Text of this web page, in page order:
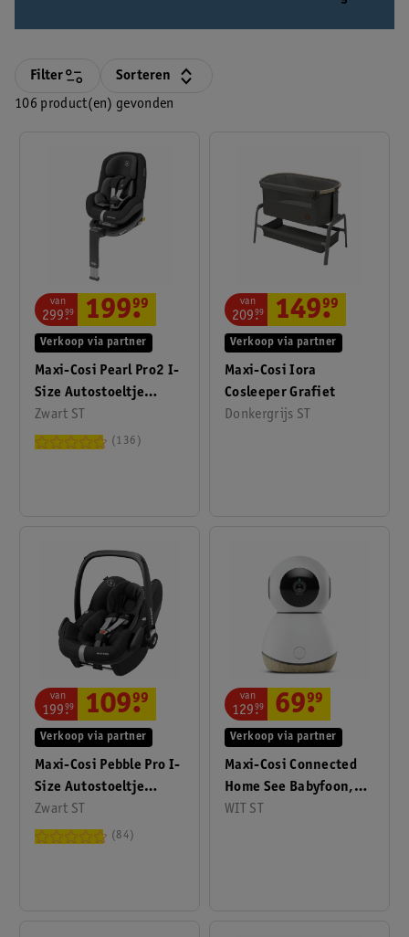
106 product(en) gevonden
Filter Sorteren
Maxi-Cosi Pearl Pro2 I-
Size Autostoeltje
Zwart ST
Verkoop via partner
van
299.
99 199.
99
136
Maxi-Cosi Iora
Cosleeper Grafiet
Donkergrijs ST
Verkoop via partner
van
209.
99 149.
99
Maxi-Cosi Pebble Pro I-
Size Autostoeltje
Essentieel Zwart
Zwart ST
Verkoop via partner
van
199.
99 109.
99
84
Maxi-Cosi Connected
Home See Babyfoon,
Met App, Geluid &
WIT ST
Verkoop via partner
van
129.
99 69.
99